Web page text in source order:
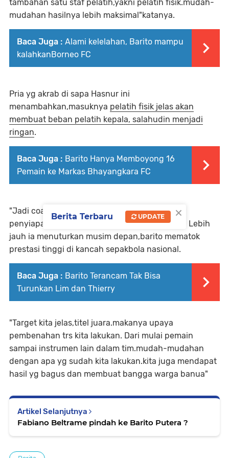
tambahan satu staf pelatih,yakni pelatih fisik.mudah-
mudahan hasilnya lebih maksimal"katanya.
Baca Juga : Alami kelelahan, Barito mampu
kalahkanBorneo FC
Pria yg akrab di sapa Hasnur ini
menambahkan,masuknya pelatih fisik jelas akan
membuat beban pelatih kepala, salahudin menjadi
ringan.
Baca Juga : Barito Hanya Memboyong 16
Pemain ke Markas Bhayangkara FC
"Jadi coach salahudin bisa lebih fokus pada
penyiapan taktik dan strategi pemain"ujarnya. Lebih
jauh ia menuturkan musim depan,barito mematok
prestasi tinggi di kancah sepakbola nasional.
Baca Juga : Barito Terancam Tak Bisa
Turunkan Lim dan Thierry
"Target kita jelas,titel juara.makanya upaya
pembenahan trs kita lakukan. Dari mulai pemain
sampai instrumen lain dalam tim.mudah-mudahan
dengan apa yg sudah kita lakukan.kita juga mendapat
hasil yg bagus dan membuat bangga warga banua"
Artikel Selanjutnya
Fabiano Beltrame pindah ke Barito Putera ?
×
Berita Terbaru UPDATE